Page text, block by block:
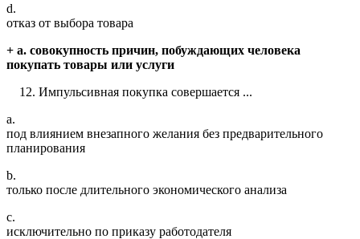
d.
отказ от выбора товара
+ a. совокупность причин, побуждающих человека
покупать товары или услуги
Импульсивная покупка совершается ...
a.
под влиянием внезапного желания без предварительного
планирования
b.
только после длительного экономического анализа
c.
исключительно по приказу работодателя